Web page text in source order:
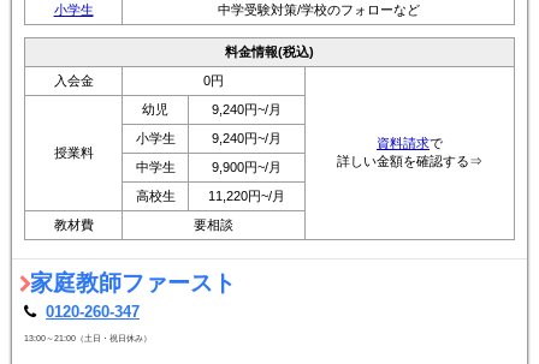
小学生
中学受験対策/学校のフォローなど
料金情報(税込)
入会金
0円
資料請求で
詳しい金額を確認する⇒
授業料
幼児
9,240円~/月
小学生
9,240円~/月
中学生
9,900円~/月
高校生
11,220円~/月
教材費
要相談
家庭教師ファースト
0120-260-347
13:00～21:00（土日・祝日休み）